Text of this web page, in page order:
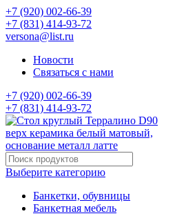
+7 (920) 002-66-39
+7 (831) 414-93-72
versona@list.ru
Новости
Связаться с нами
+7 (920) 002-66-39
+7 (831) 414-93-72
Выберите категорию
Банкетки, обувницы
Банкетная мебель